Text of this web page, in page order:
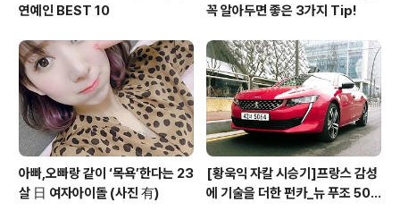
연예인 BEST 10
꼭 알아두면 좋은 3가지 Tip!
아빠,오빠랑 같이 ‘목욕’한다는 23
살 日 여자아이돌 (사진 有)
[황욱익 자칼 시승기]프랑스 감성
에 기술을 더한 펀카_뉴 푸조 508